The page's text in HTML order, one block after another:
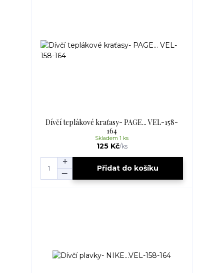
Dívčí teplákové kraťasy- PAGE... VEL-158-
164
125 Kč/ks
Skladem 1 ks
Přidat do košíku